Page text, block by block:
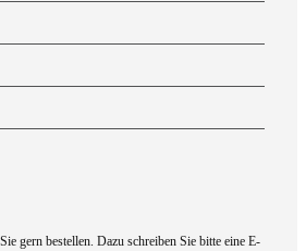
gern bestellen. Dazu schreiben Sie bitte eine E-